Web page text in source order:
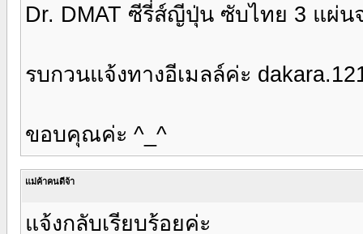
Dr. DMAT ซีรี่ส์ญีปุ่น ซับไทย 3 แผ่น
รบกวนแจ้งทางอีเมลล์ค่ะ
ขอบคุณค่ะ ^_^
แม่ค้าคนดีจ้า
แจ้งกลับเรียบร้อยค่ะ